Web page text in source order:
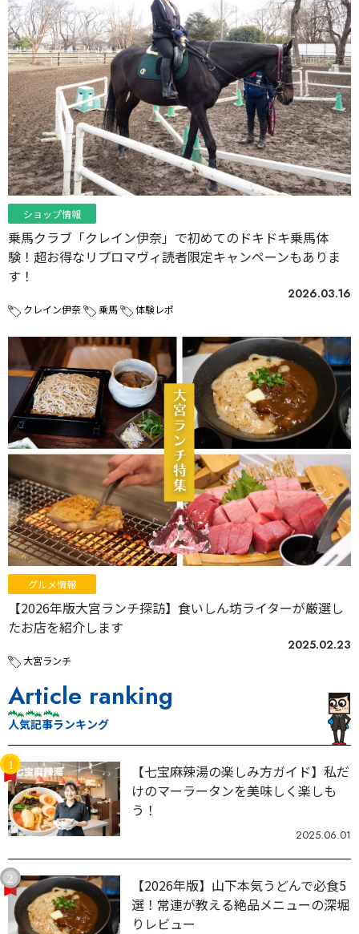
ショップ情報
乗馬クラブ「クレイン伊奈」で初めてのドキドキ乗馬体
験！超お得なリプロマヴィ読者限定キャンペーンもありま
す！
2026.03.16
クレイン伊奈 乗馬 体験レポ
グルメ情報
【2026年版大宮ランチ探訪】食いしん坊ライターが厳選し
たお店を紹介します
2025.02.23
大宮ランチ
Article ranking
人気記事ランキング
【七宝麻辣湯の楽しみ方ガイド】私だ
けのマーラータンを美味しく楽しも
う！
2025.06.01
【2026年版】山下本気うどんで必食5
選！常連が教える絶品メニューの深堀
りレビュー